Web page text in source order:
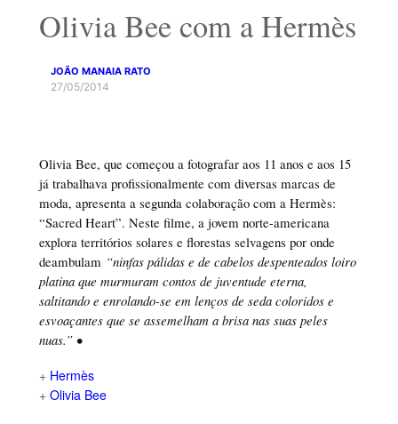
Olivia Bee com a Hermès
JOÃO MANAIA RATO
27/05/2014
Olivia Bee, que começou a fotografar aos 11 anos e aos 15
já trabalhava profissionalmente com diversas marcas de
moda, apresenta a segunda colaboração com a Hermès:
“Sacred Heart”. Neste filme, a jovem norte-americana
explora territórios solares e florestas selvagens por onde
deambulam “ninfas pálidas e de cabelos despenteados loiro
platina que murmuram contos de juventude eterna,
saltitando e enrolando-se em lenços de seda coloridos e
esvoaçantes que se assemelham a brisa nas suas peles
nuas.” •
+ Hermès
+ Olivia Bee